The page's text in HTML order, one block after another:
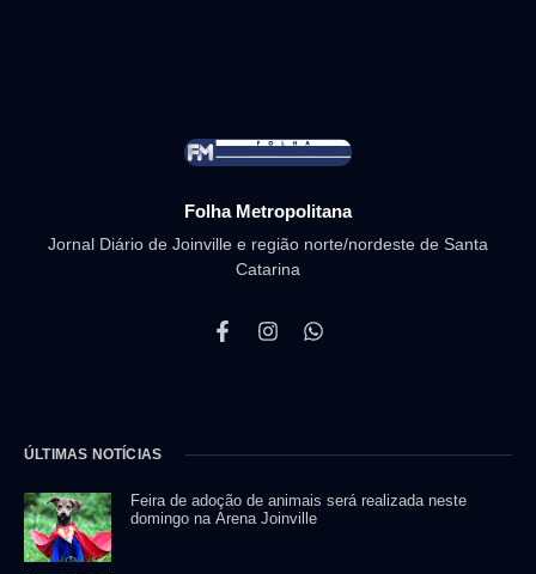
Folha Metropolitana
Jornal Diário de Joinville e região norte/nordeste de Santa
Catarina
ÚLTIMAS NOTÍCIAS
Feira de adoção de animais será realizada neste
domingo na Arena Joinville